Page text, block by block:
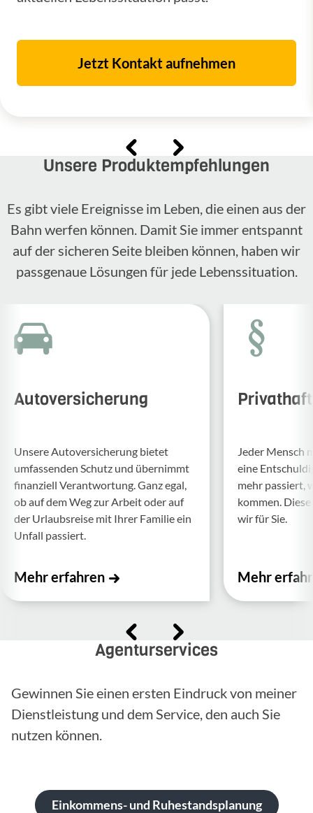
Jetzt Kontakt aufnehmen
Unsere Produktempfehlungen
Es gibt viele Ereignisse im Leben, die einen aus der
Bahn werfen können. Damit Sie immer entspannt
auf der sicheren Seite bleiben können, haben wir
passgenaue Lösungen für jede Lebenssituation.
Autoversicherung
Unsere Auto­ver­si­che­rung bietet
umfas­senden Schutz und über­nimmt
finan­ziell Verant­wor­tung. Ganz egal,
ob auf dem Weg zur Arbeit oder auf
der Urlaubs­reise mit Ihrer Familie ein
Unfall passiert.
Mehr erfahren
Jeder Mensch
eine
mehr passiert,
kommen.
wir für Sie.
Mehr
Agenturservices
Gewinnen Sie einen ersten Eindruck von meiner
Dienstleistung und dem Service, den auch Sie
nutzen können.
Einkommens- und Ruhestandsplanung